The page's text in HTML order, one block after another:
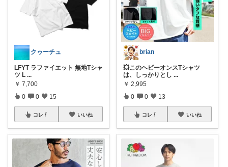
クゥーチュ
LFYT ラファイエット 無地Tシャ
ツ L ...
￥ 7,700
0 0 15
コレ いいね
brian
💥このヘビーオンスTシャツ
は、しっかりとし ...
￥ 2,995
0 0 13
コレ いいね